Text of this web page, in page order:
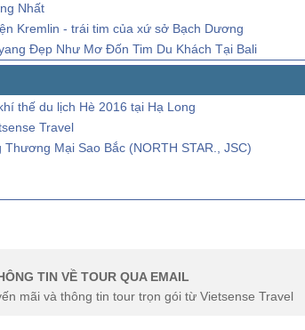
Nhất
Kremlin - trái tim của xứ sở Bạch Dương
Đẹp Như Mơ Đốn Tim Du Khách Tại Bali
thế du lịch Hè 2016 tại Hạ Long
Travel
Mại Sao Bắc (NORTH STAR., JSC)
TIN VỀ TOUR QUA EMAIL
mãi và thông tin tour trọn gói từ Vietsense Travel